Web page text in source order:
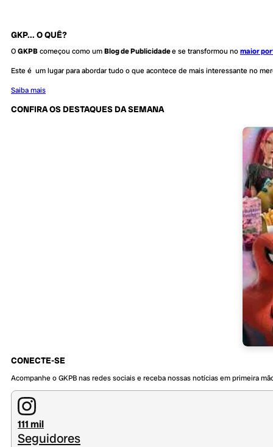
GKP... O QUÊ?
OGKPBcomeçou como umBlog de Publicidadee se transformou nomaior
Este é um lugar para abordar tudo o que acontece de mais interessante no
Saiba mais
CONFIRA OS DESTAQUES DA SEMANA
CONECTE-SE
Acompanhe o GKPB nas redes sociais e receba nossas notícias em primeira
111 mil
Seguidores